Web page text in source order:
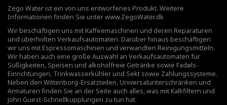
Zego Water ist ein von uns entworfenes Produkt. Weitere
Informationen finden Sie unterwww.ZegoWater.dk
Wir beschäftigen uns mit Kaffeemaschinen und deren Reparaturen
und überholten Verkaufsautomaten. Darüber hinaus beschäftigen
wir uns mit Espressomaschinen und verwandten Reinigungsmitteln.
Wir haben auch eine große Auswahl an Verkaufsautomaten für
Süßigkeiten, Speisen und alkoholfreie Getränke sowie Fadøls-
Einrichtungen, Trinkwasserkühler und Sekt sowie Zahlungssysteme.
Neben den Wittenborg-Ersatzteilen, Universalunterschränken und
Armaturen finden Sie an der Seite auch alles, was mit Kalkfiltern und
John Guest-Schnellkupplungen zu tun hat.